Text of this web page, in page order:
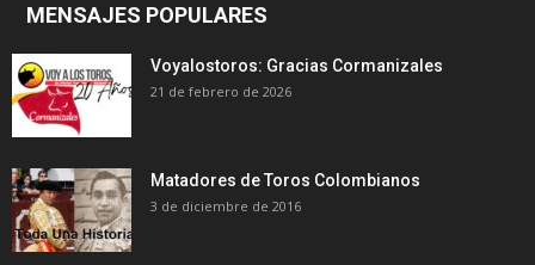
MENSAJES POPULARES
Voyalostoros: Gracias Cormanizales
21 de febrero de 2026
Matadores de Toros Colombianos
3 de diciembre de 2016